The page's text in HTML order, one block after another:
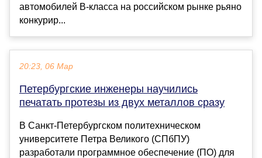
автомобилей B-класса на российском рынке рьяно
конкурир...
20:23, 06 Мар
Петербургские инженеры научились
печатать протезы из двух металлов сразу
В Санкт-Петербургском политехническом
университете Петра Великого (СПбПУ)
разработали программное обеспечение (ПО) для